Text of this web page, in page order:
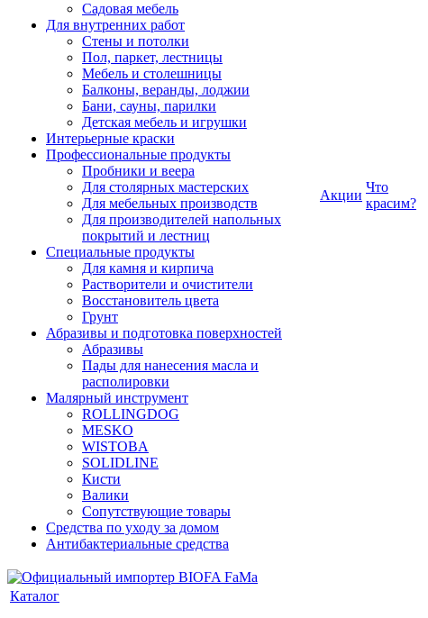
Садовая мебель
Для внутренних работ
Стены и потолки
Пол, паркет, лестницы
Мебель и столешницы
Балконы, веранды, лоджии
Бани, сауны, парилки
Детская мебель и игрушки
Интерьерные краски
Профессиональные продукты
Пробники и веера
Для столярных мастерских
Для мебельных производств
Для производителей напольных
покрытий и лестниц
Специальные продукты
Для камня и кирпича
Растворители и очистители
Восстановитель цвета
Грунт
Абразивы и подготовка поверхностей
Абразивы
Пады для нанесения масла и
располировки
Малярный инструмент
ROLLINGDOG
MESKO
WISTOBA
SOLIDLINE
Кисти
Валики
Сопутствующие товары
Средства по уходу за домом
Антибактериальные средства
Акции
Что
красим?
Каталог